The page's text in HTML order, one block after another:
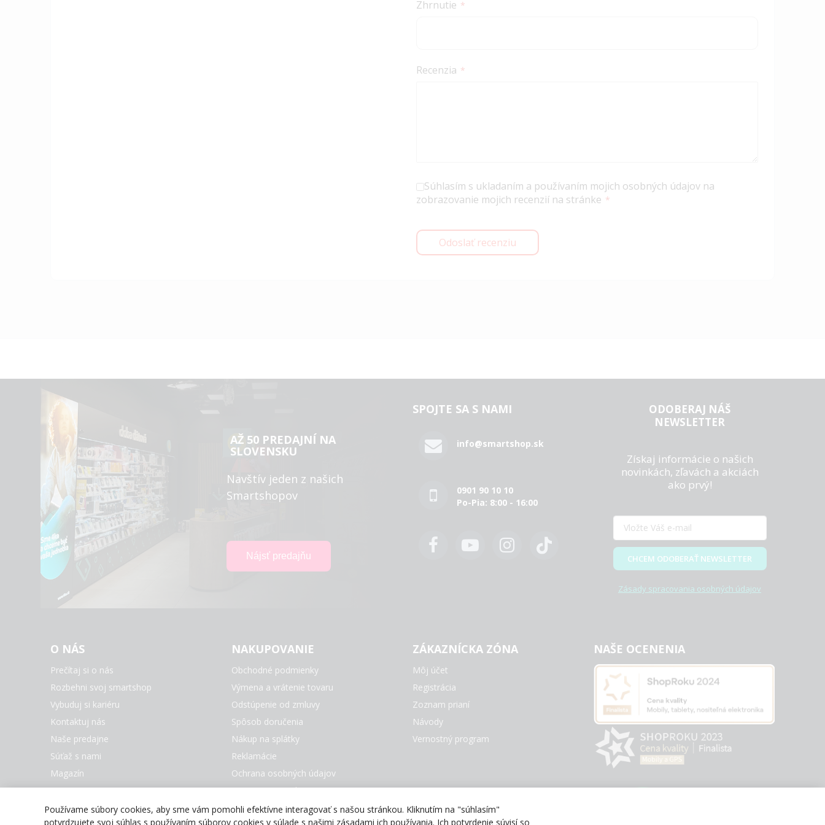
Zhrnutie
Recenzia
Súhlasím s ukladaním a používaním mojich osobných údajov na
zobrazovanie mojich recenzií na stránke
Odoslať recenziu
AŽ 50 PREDAJNÍ NA
SLOVENSKU
Navštív jeden z našich
Smartshopov
SPOJTE SA S NAMI
info@smartshop.sk
0901 90 10 10
Po-Pia: 8:00 - 16:00
ODOBERAJ NÁŠ
NEWSLETTER
Získaj informácie o našich
novinkách, zľavách a akciách
ako prvý!
CHCEM ODOBERAŤ NEWSLETTER
Zásady spracovania osobných údajov
O NÁS
Prečítaj si o nás
Rozbehni svoj smartshop
Vybuduj si kariéru
Kontaktuj nás
Naše predajne
Súťaž s nami
Magazín
NAKUPOVANIE
Obchodné podmienky
Výmena a vrátenie tovaru
Odstúpenie od zmluvy
Spôsob doručenia
Nákup na splátky
Reklamácie
Ochrana osobných údajov
Nastavenie Cookies
Všetky značky
ZÁKAZNÍCKA ZÓNA
Môj účet
Registrácia
Zoznam prianí
Návody
Vernostný program
NAŠE OCENENIA
Používame súbory cookies, aby sme vám pomohli efektívne interagovať s našou stránkou. Kliknutím na "súhlasím"
potvrdzujete svoj súhlas s používaním súborov cookies v súlade s našimi zásadami ich používania. Ich potvrdenie súvisí so